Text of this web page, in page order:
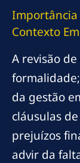
Importância
Contexto
A revisão
da gestão
cláusulas
prejuízos
advir da